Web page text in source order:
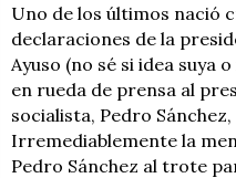
Uno de los últimos nació
declaraciones de la
Ayuso (no sé si idea suya
en rueda de prensa al
socialista, Pedro Sánchez,
Irremediablemente la
Pedro Sánchez al trote